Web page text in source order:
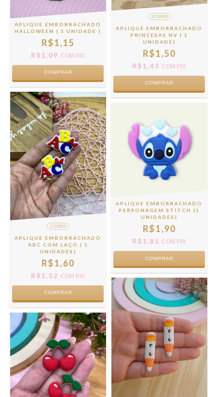
APLIQUE EMBORRACHADO
HALLOWEEN ( 1 UNIDADE )
R$1,15
R$1,09 COM PIX
COMPRAR
3 CORES
APLIQUE EMBORRACHADO
PRINCESAS NV ( 1
UNIDADE)
R$1,50
R$1,43 COM PIX
COMPRAR
2 CORES
APLIQUE EMBORRACHADO
ABC COM LAÇO ( 1
UNIDADES)
R$1,60
R$1,52 COM PIX
COMPRAR
APLIQUE EMBORRACHADO
PERSONAGEM STITCH (1
UNIDADES)
R$1,90
R$1,81 COM PIX